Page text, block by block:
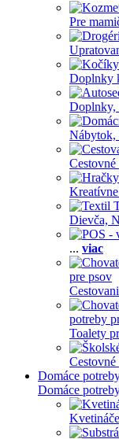
Pre
Doplnky
Doplnky,
Nábytok,
Dievča,
... viac
pre psov
potreby
Toalety
Domáce
Domáce